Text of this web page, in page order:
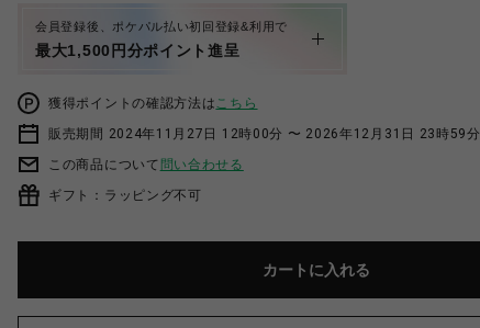
会員登録後、ポケパル払い初回登録&利用で
最大1,500円分ポイント進呈
獲得ポイントの確認方法はこちら
販売期間 2024年11月27日 12時00分 〜 2026年12月31日 23時59分
この商品について 問い合わせる
ギフト：ラッピング不可
カートに入れる